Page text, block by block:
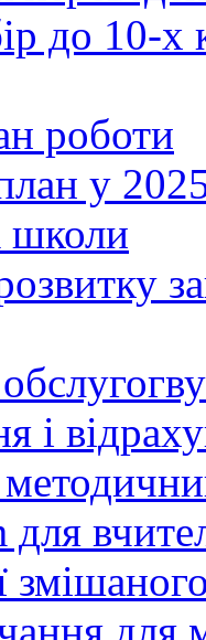
до 10-х
роботи
у
школи
і
для